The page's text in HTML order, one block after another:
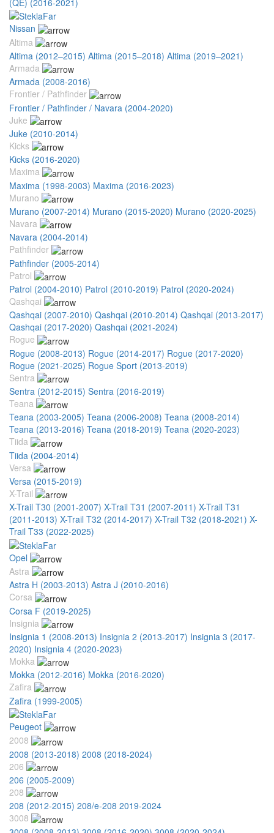
(QE) (2016-2021)
Nissan
Altima
Altima (2012–2015) Altima (2015–2018) Altima (2019–2021)
Armada
Armada (2008-2016)
Frontier / Pathfinder
Frontier / Pathfinder / Navara (2004-2020)
Juke
Juke (2010-2014)
Kicks
Kicks (2016-2020)
Maxima
Maxima (1998-2003) Maxima (2016-2023)
Murano
Murano (2007-2014) Murano (2015-2020) Murano (2020-2025)
Navara
Navara (2004-2014)
Pathfinder
Pathfinder (2005-2014)
Patrol
Patrol (2004-2010) Patrol (2010-2019) Patrol (2020-2024)
Qashqai
Qashqai (2007-2010) Qashqai (2010-2014) Qashqai (2013-2017)
Qashqai (2017-2020) Qashqai (2021-2024)
Rogue
Rogue (2008-2013) Rogue (2014-2017) Rogue (2017-2020)
Rogue (2021-2025) Rogue Sport (2013-2019)
Sentra
Sentra (2012-2015) Sentra (2016-2019)
Teana
Teana (2003-2005) Teana (2006-2008) Teana (2008-2014)
Teana (2013-2016) Teana (2018-2019) Teana (2020-2023)
Tiida
Tiida (2004-2014)
Versa
Versa (2015-2019)
X-Trail
X-Trail T30 (2001-2007) X-Trail T31 (2007-2011) X-Trail T31
(2011-2013) X-Trail T32 (2014-2017) X-Trail T32 (2018-2021) X-
Trail T33 (2022-2025)
Opel
Astra
Astra H (2003-2013) Astra J (2010-2016)
Corsa
Corsa F (2019-2025)
Insignia
Insignia 1 (2008-2013) Insignia 2 (2013-2017) Insignia 3 (2017-
2020) Insignia 4 (2020-2023)
Mokka
Mokka (2012-2016) Mokka (2016-2020)
Zafira
Zafira (1999-2005)
Peugeot
2008
2008 (2013-2018) 2008 (2018-2024)
206
206 (2005-2009)
208
208 (2012-2015) 208/e-208 2019-2024
3008